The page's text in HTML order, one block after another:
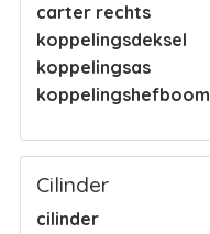
carter rechts
koppelingsdeksel
koppelingsas
koppelingshefboom
Cilinder
cilinder